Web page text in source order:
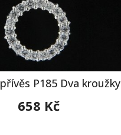
P185 Dva kroužky
658 Kč